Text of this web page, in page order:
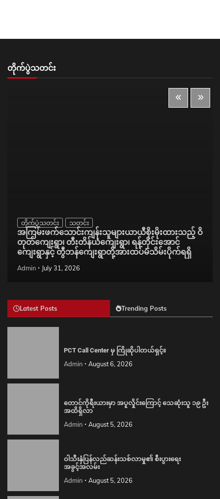
တိုက်ပွဲသတင်း
တိုက်ပွဲသတင်း သတင်း
အကြမ်းဖက်သောင်းကျန်းသူများယာယီစိုးမိုးထားသည့် ဝိ
တုတ်ကျေးရွာ၊ တီးတိန်ယံကျေးရွာ၊ ရန်တိုင်းအောင်
ကျေးရွာနှင့် တွီဘန်ကျေးရွာတို့အားထပ်မံသိမ်းပိုက်ရရှိ
Admin July 31, 2026
Latest Posts Trending Posts
PCT Call Center မှ ကြိုဆိုပါတယ်ရှင့်။
Admin August 6, 2026
တောင်ကိုရီးယားမှာ အပူလှိုင်းကြောင့် သေဆုံးသူ ၁၉ ဦး
အထိရှိလာ
Admin August 5, 2026
ဝါသီးနှံပြန်လည်ဆန်းသစ်လာမှု၏ စီးပွားရေး
အခွင့်အလမ်း
Admin August 5, 2026